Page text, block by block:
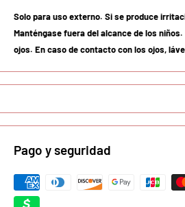
Solo para uso externo. Si se produce
Manténgase fuera del alcance de los
ojos. En caso de contacto con los ojos,
Pago y seguridad